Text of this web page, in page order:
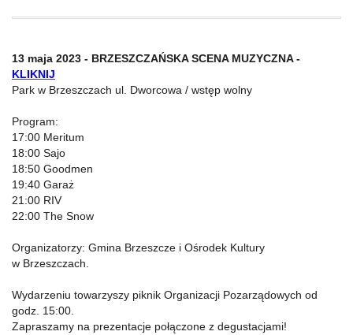
13 maja 2023 - BRZESZCZAŃSKA SCENA MUZYCZNA -
KLIKNIJ
Park w Brzeszczach ul. Dworcowa / wstęp wolny
Program:
17:00 Meritum
18:00 Sajo
18:50 Goodmen
19:40 Garaż
21:00 RIV
22:00 The Snow
Organizatorzy: Gmina Brzeszcze i Ośrodek Kultury
w Brzeszczach.
Wydarzeniu towarzyszy piknik Organizacji Pozarządowych od
godz. 15:00.
Zapraszamy na prezentacje połączone z degustacjami!